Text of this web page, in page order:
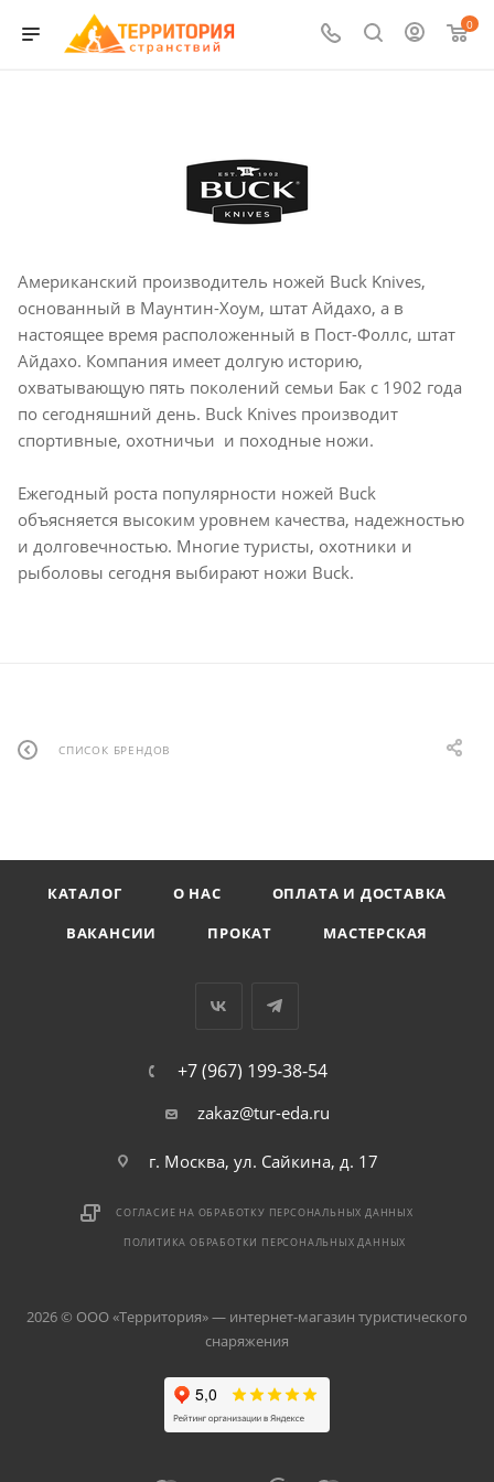
0
Американский производитель ножей Buck Knives,
основанный в Маунтин-Хоум, штат Айдахо, а в
настоящее время расположенный в Пост-Фоллс, штат
Айдахо. Компания имеет долгую историю,
охватывающую пять поколений семьи Бак с 1902 года
по сегодняшний день. Buck Knives производит
спортивные, охотничьи и походные ножи.
Ежегодный роста популярности ножей Buck
объясняется высоким уровнем качества, надежностью
и долговечностью. Многие туристы, охотники и
рыболовы сегодня выбирают ножи Buck.
СПИСОК БРЕНДОВ
КАТАЛОГ О НАС
ОПЛАТА И ДОСТАВКА
ВАКАНСИИ
ПРОКАТ МАСТЕРСКАЯ
+7 (967) 199-38-54
zakaz@tur-eda.ru
г. Москва, ул. Сайкина, д. 17
СОГЛАСИЕ НА ОБРАБОТКУ ПЕРСОНАЛЬНЫХ ДАННЫХ
ПОЛИТИКА ОБРАБОТКИ ПЕРСОНАЛЬНЫХ ДАННЫХ
2026 © ООО «Территория» — интернет-магазин туристического
снаряжения